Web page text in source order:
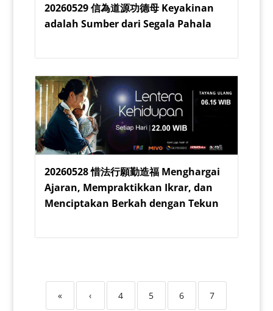
20260529 信為道源功德母 Keyakinan
adalah Sumber dari Segala Pahala
20260528 惜法行願勤造福 Menghargai
Ajaran, Mempraktikkan Ikrar, dan
Menciptakan Berkah dengan Tekun
« ‹ 4 5 6 7